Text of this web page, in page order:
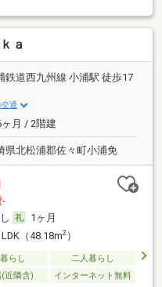
ａ
鉄道西九州線 小浦駅 徒歩17
通
月 / 2階建
県北松浦郡佐々町小浦免
-
1ヶ月
（48.18m2）
らし
二人暮らし
近隣含) インターネット無料